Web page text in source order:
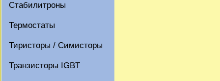
Стабилитроны
Термостаты
Тиристоры / Симисторы
Транзисторы IGBT